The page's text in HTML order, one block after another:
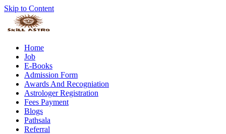
Skip to Content
Home
Job
E-Books
Admission Form
Awards And Recogniation
Astrologer Registration
Fees Payment
Blogs
Pathsala
Referral